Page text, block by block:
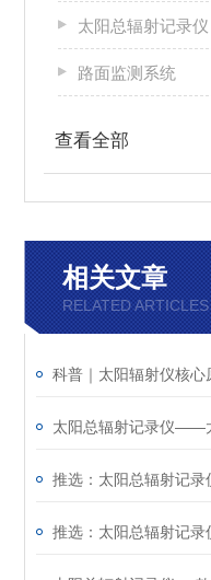
太阳总辐射记录仪
路面监测系统
查看全部
相关文章
RELATED ARTICLES